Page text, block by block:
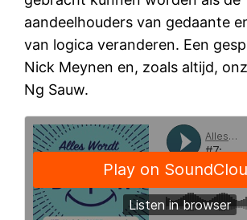
aandeelhouders van gedaante
van logica veranderen. Een
Nick Meynen en, zoals altijd,
Ng Sauw.